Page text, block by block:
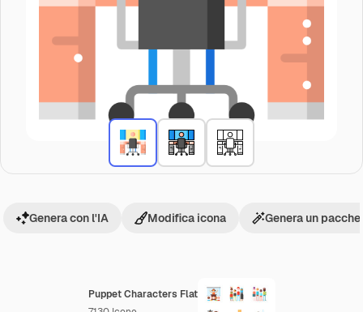
Puppet Characters Flat
Genera con l'IA Modifica icona Genera un